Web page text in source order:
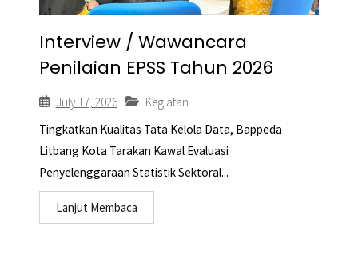
Interview / Wawancara
Penilaian EPSS Tahun 2026
July 17, 2026
Kegiatan
Tingkatkan Kualitas Tata Kelola Data, Bappeda
Litbang Kota Tarakan Kawal Evaluasi
Penyelenggaraan Statistik Sektoral...
Lanjut Membaca